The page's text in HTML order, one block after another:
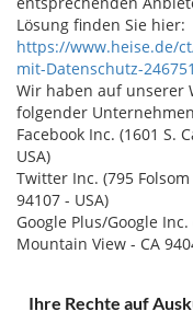
Lösung finden Sie hier:
https://www.heise.de/
mit-Datenschutz-
Wir haben auf unserer
folgender
Facebook Inc. (1601 S.
USA)
Twitter Inc. (795
94107 - USA)
Google Plus/Google
Mountain View - CA
Ihre Rechte auf